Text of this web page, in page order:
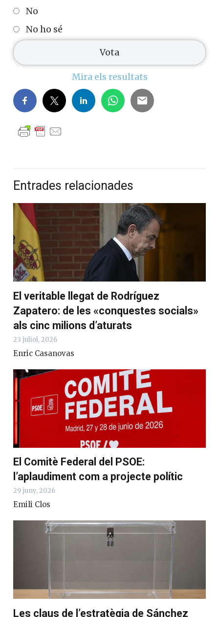
No
No ho sé
Mira els resultats
Entrades relacionades
El veritable llegat de Rodríguez
Zapatero: de les «conquestes socials»
als cinc milions d’aturats
23 juliol, 2026
Enric Casanovas
El Comitè Federal del PSOE:
l’aplaudiment com a projecte polític
29 juny, 2026
Emili Clos
Les claus de l’estratègia de Sánchez